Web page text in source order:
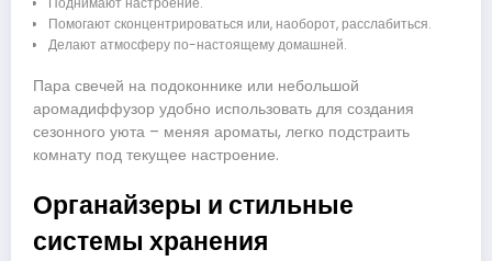
Помогают сконцентрироваться или, наоборот, расслабиться.
Делают атмосферу по-настоящему домашней.
Пара свечей на подоконнике или небольшой
аромадиффузор удобно использовать для создания
сезонного уюта – меняя ароматы, легко подстраить
комнату под текущее настроение.
Органайзеры и стильные
системы хранения